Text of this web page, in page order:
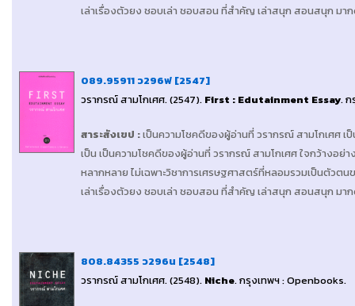
เล่าเรื่องตัวยง ชอบเล่า ชอบสอน ที่สำคัญ เล่าสนุก สอนสนุก มา
089.95911 ว296ฟ [2547]
วรากรณ์ สามโกเศศ. (2547). First : Edutainment Essay.ก
สาระสังเขป :เป็นความโชคดีของผู้อ่านที่ วรากรณ์ สามโกเศศ เ
เป็น เป็นความโชคดีของผู้อ่านที่ วรากรณ์ สามโกเศศ ใจกว้างอ
หลากหลาย ไม่เฉพาะวิชาการเศรษฐศาสตร์ที่หลอมรวมเป็นตัวต
เล่าเรื่องตัวยง ชอบเล่า ชอบสอน ที่สำคัญ เล่าสนุก สอนสนุก มา
808.84355 ว296น [2548]
วรากรณ์ สามโกเศศ. (2548). Niche.กรุงเทพฯ : Openbooks.